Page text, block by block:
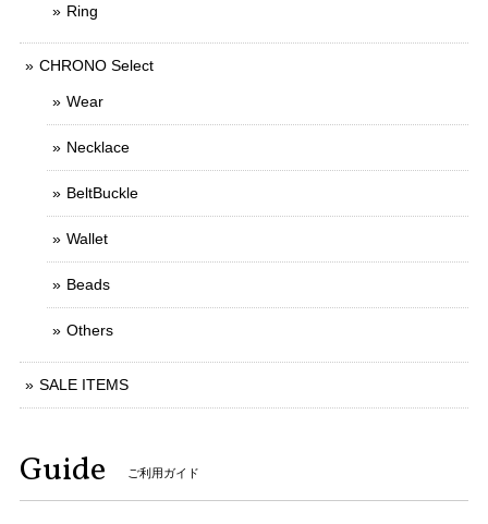
Ring
CHRONO Select
Wear
Necklace
BeltBuckle
Wallet
Beads
Others
SALE ITEMS
Guide ご利用ガイド